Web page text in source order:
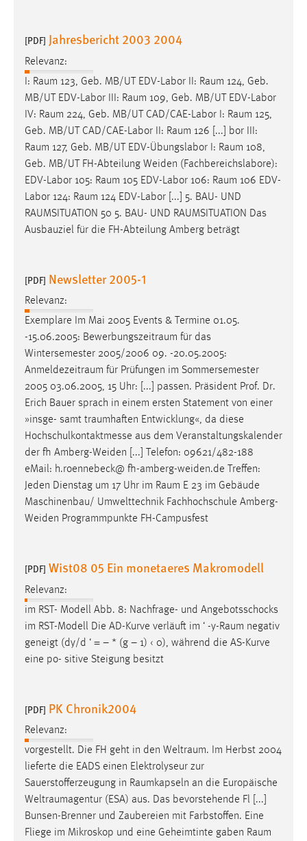
[PDF] Jahresbericht 2003 2004
Relevanz:
I: Raum 123, Geb. MB/UT EDV-Labor II: Raum 124, Geb.
MB/UT EDV-Labor III: Raum 109, Geb. MB/UT EDV-Labor
IV: Raum 224, Geb. MB/UT CAD/CAE-Labor I: Raum 125,
Geb. MB/UT CAD/CAE-Labor II: Raum 126 [...] bor III:
Raum 127, Geb. MB/UT EDV-Übungslabor I: Raum 108,
Geb. MB/UT FH-Abteilung Weiden (Fachbereichslabore):
EDV-Labor 105: Raum 105 EDV-Labor 106: Raum 106 EDV-
Labor 124: Raum 124 EDV-Labor [...] 5. BAU- UND
RAUMSITUATION 50 5. BAU- UND RAUMSITUATION Das
Ausbauziel für die FH-Abteilung Amberg beträgt
[PDF] Newsletter 2005-1
Relevanz:
Exemplare Im Mai 2005 Events & Termine 01.05.
-15.06.2005: Bewerbungszeitraum für das
Wintersemester 2005/2006 09. -20.05.2005:
Anmeldezeitraum für Prüfungen im Sommersemester
2005 03.06.2005, 15 Uhr: [...] passen. Präsident Prof. Dr.
Erich Bauer sprach in einem ersten Statement von einer
»insge- samt traumhaften Entwicklung«, da diese
Hochschulkontaktmesse aus dem Veranstaltungskalender
der fh Amberg-Weiden [...] Telefon: 09621/482-188
eMail: h.roennebeck@ fh-amberg-weiden.de Treffen:
Jeden Dienstag um 17 Uhr im Raum E 23 im Gebäude
Maschinenbau/ Umwelttechnik Fachhochschule Amberg-
Weiden Programmpunkte FH-Campusfest
[PDF] Wist08 05 Ein monetaeres Makromodell
Relevanz:
im RST- Modell Abb. 8: Nachfrage- und Angebotsschocks
im RST-Modell Die AD-Kurve verläuft im ‘ -y-Raum negativ
geneigt (dy/d ‘ = – * (g – 1) ‹ 0), während die AS-Kurve
eine po- sitive Steigung besitzt
[PDF] PK Chronik2004
Relevanz:
vorgestellt. Die FH geht in den Weltraum. Im Herbst 2004
lieferte die EADS einen Elektrolyseur zur
Sauerstofferzeugung in Raumkapseln an die Europäische
Weltraumagentur (ESA) aus. Das bevorstehende Fl [...]
Bunsen-Brenner und Zaubereien mit Farbstoffen. Eine
Fliege im Mikroskop und eine Geheimtinte gaben Raum